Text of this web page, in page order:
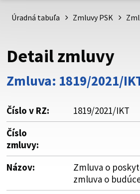
psk.sk.
Buďte pozorní a vždy sa uistite, že
cez zabezpečenú webovú stránku.
vždy začína https:// pred názvom
Úradná tabuľa Zmluvy PSK
Detail zmluvy
Zmluva: 1819/2021/
Číslo v RZ:
1819/2021/IKT
Číslo
zmluvy:
Názov:
Zmluva o
zmluva o